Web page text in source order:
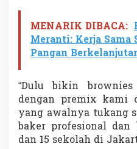
T
e
r
b
k
a
MENARIK DIBACA:
Meranti: Kerja
Pangan
“Dulu bikin
dengan premix kami
yang awalnya tukang
baker profesional
dan 15 sekolah di